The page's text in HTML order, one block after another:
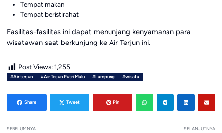
Tempat makan
Tempat beristirahat
Fasilitas-fasilitas ini dapat menunjang kenyamanan para
wisatawan saat berkunjung ke Air Terjun ini.
Post Views: 1,255
#Air terjun #Air Terjun Putri Malu #Lampung #wisata
Share Tweet Pin
SEBELUMNYA SELANJUTNYA